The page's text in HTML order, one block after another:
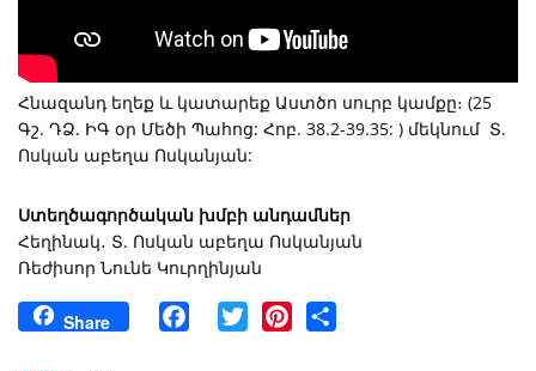
Հնազանդ եղեք և կատարեք Աստծո սուրբ կամքը։ (25
Գշ. ԴՁ. ԻԳ օր Մեծի Պահոց: Հոբ. 38.2-39.35: ) մեկնում Տ.
Ոսկան աբեղա Ոսկանյան:
Ստեղծագործական խմբի անդամներ
Հեղինակ․ Տ. Ոսկան աբեղա Ոսկանյան
Ռեժիսոր Նունե Կուրղինյան
Share FacebookTwitter Pinterest